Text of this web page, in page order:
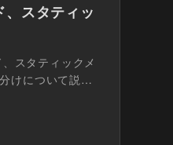
スタティッ
スタティックメ
けについて説明